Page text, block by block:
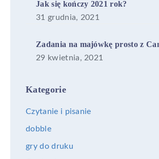
Jak się kończy 2021 rok?
31 grudnia, 2021
Zadania na majówkę prosto z
29 kwietnia, 2021
Kategorie
Czytanie i pisanie
dobble
gry do druku